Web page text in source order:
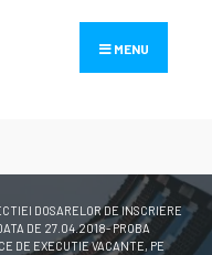
MENU
DOSARELOR DE INSCRIERE
DE 27.04.2018- PROBA
DE EXECUTIE VACANTE, PE